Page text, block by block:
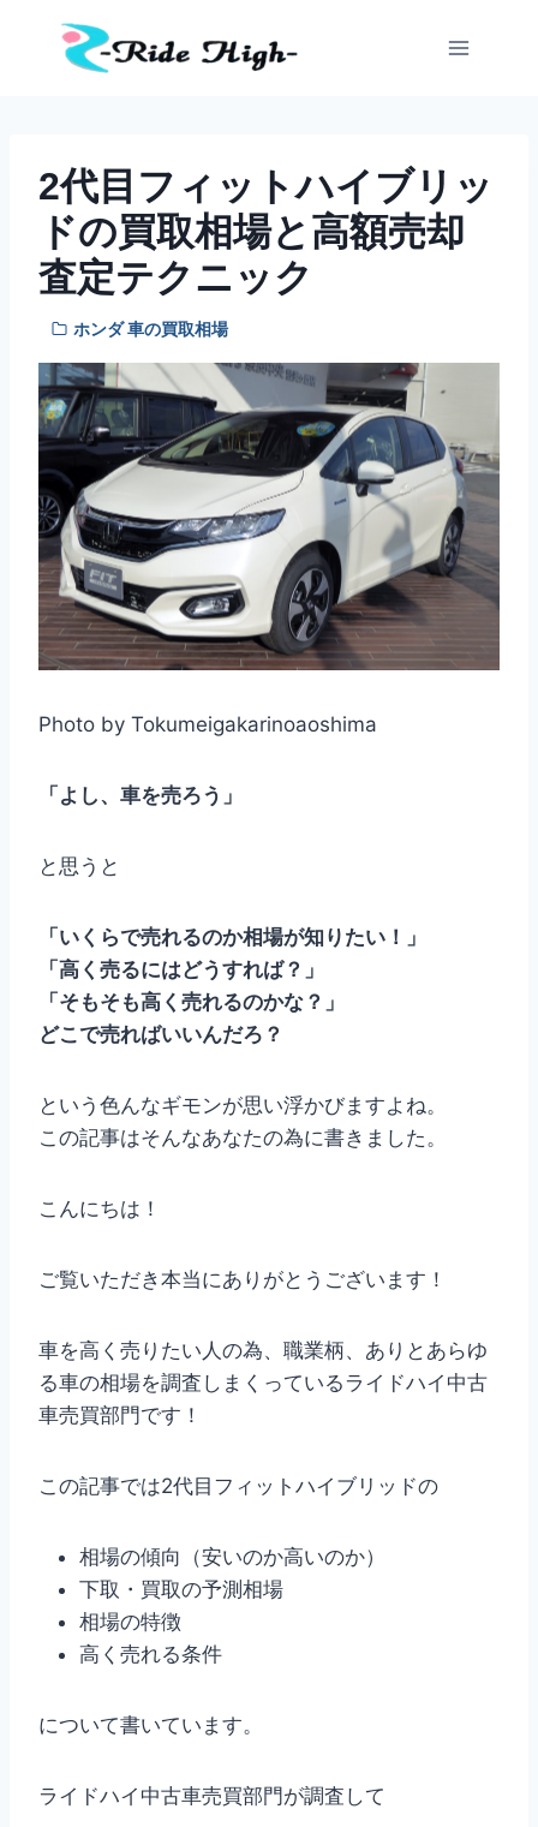
2代目フィットハイブリッ
ドの買取相場と高額売却
査定テクニック
ホンダ 車の買取相場
Photo by Tokumeigakarinoaoshima
「よし、車を売ろう」
と思うと
「いくらで売れるのか相場が知りたい！」
「高く売るにはどうすれば？」
「そもそも高く売れるのかな？」
どこで売ればいいんだろ？
という色んなギモンが思い浮かびますよね。
この記事はそんなあなたの為に書きました。
こんにちは！
ご覧いただき本当にありがとうございます！
車を高く売りたい人の為、職業柄、ありとあらゆ
る車の相場を調査しまくっているライドハイ中古
車売買部門です！
この記事では2代目フィットハイブリッドの
相場の傾向（安いのか高いのか）
下取・買取の予測相場
相場の特徴
高く売れる条件
について書いています。
ライドハイ中古車売買部門が調査して